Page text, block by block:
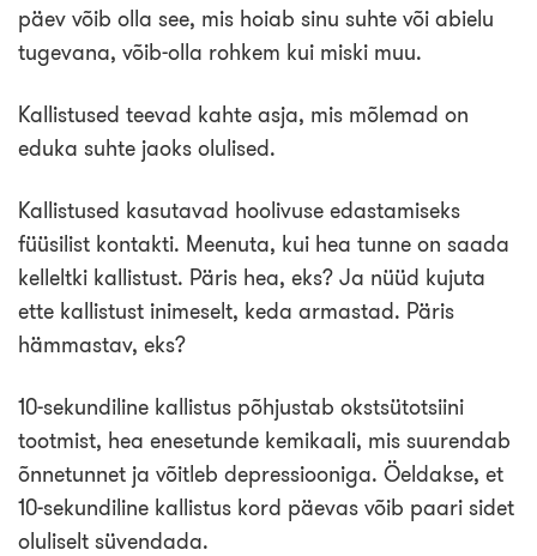
päev võib olla see, mis hoiab sinu suhte või abielu
tugevana, võib-olla rohkem kui miski muu.
Kallistused teevad kahte asja, mis mõlemad on
eduka suhte jaoks olulised.
Kallistused kasutavad hoolivuse edastamiseks
füüsilist kontakti. Meenuta, kui hea tunne on saada
kelleltki kallistust. Päris hea, eks? Ja nüüd kujuta
ette kallistust inimeselt, keda armastad. Päris
hämmastav, eks?
10-sekundiline kallistus põhjustab okstsütotsiini
tootmist, hea enesetunde kemikaali, mis suurendab
õnnetunnet ja võitleb depressiooniga. Öeldakse, et
10-sekundiline kallistus kord päevas võib paari sidet
oluliselt süvendada.